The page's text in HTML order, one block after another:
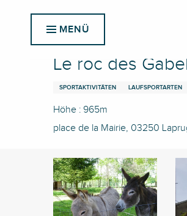
MENÜ
Startseite Le roc des Gabelous -
Le roc des
SPORTAKTIVITÄTEN LAUFSPORTARTEN
Höhe : 965m
place de la Mairie, 03250